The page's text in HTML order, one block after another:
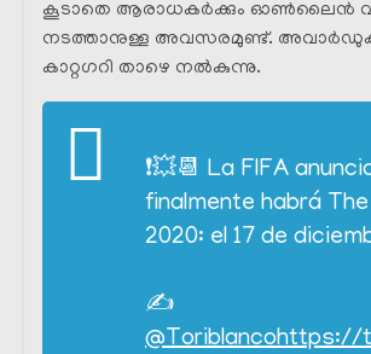
കൂടാതെ ആരാധകർക്കും ഓൺലൈൻ
നടത്താനുള്ള അവസരമുണ്ട്.
കാറ്റഗറി താഴെ നൽകുന്നു.
❗💥📆 La FIFA
finalmente habrá
2020: el 17 de
✍
@Toriblancohttps://